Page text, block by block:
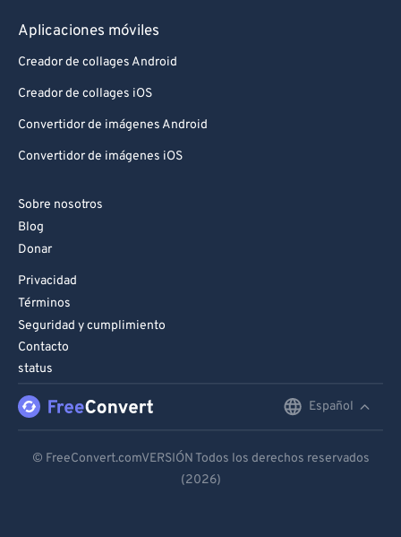
Aplicaciones móviles
Creador de collages Android
Creador de collages iOS
Convertidor de imágenes Android
Convertidor de imágenes iOS
Sobre nosotros
Blog
Donar
Privacidad
Términos
Seguridad y cumplimiento
Contacto
status
Español
Español
© FreeConvert.comVERSIÓN Todos los derechos reservados
(2026)